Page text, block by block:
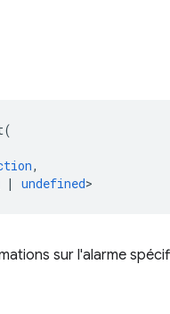
(
,
| undefined>
sur l'alarme